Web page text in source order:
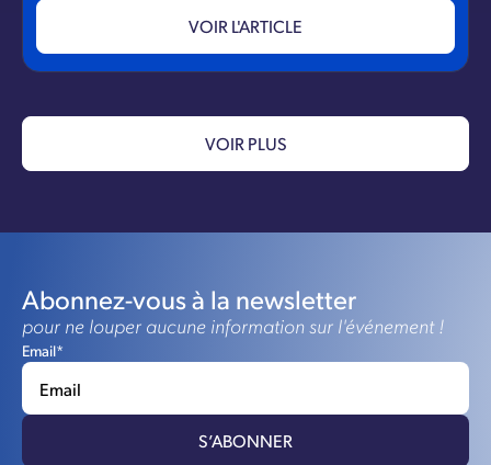
VOIR L'ARTICLE
VOIR PLUS
Abonnez-vous à la newsletter
pour ne louper aucune information sur l'événement !
Email*